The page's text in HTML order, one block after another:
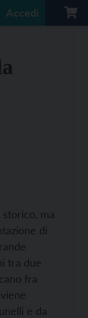
Accedi
ma
di
tra due
fra
e da